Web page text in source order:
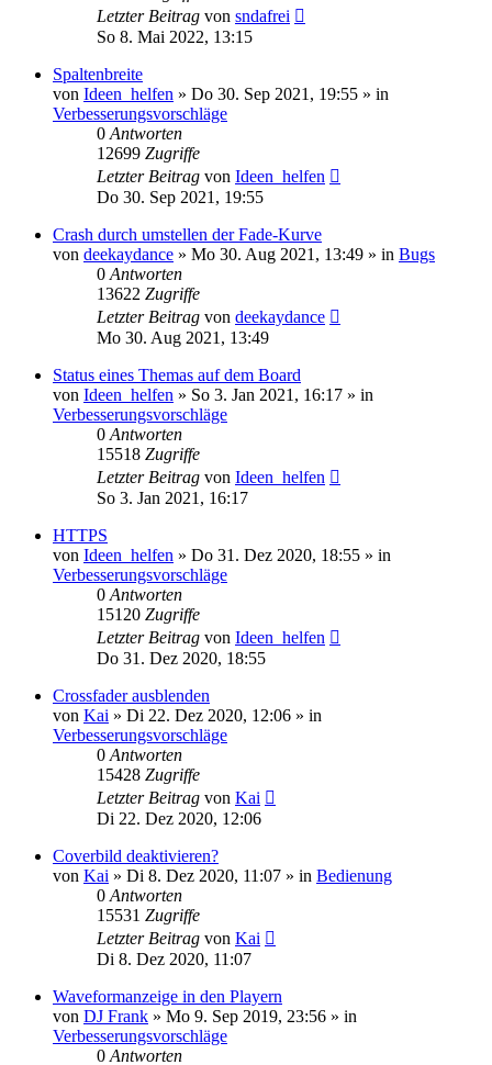
Letzter Beitrag von sndafrei
So 8. Mai 2022, 13:15
Spaltenbreite
von Ideen_helfen » Do 30. Sep 2021, 19:55 » in
Verbesserungsvorschläge
0 Antworten
12699 Zugriffe
Letzter Beitrag von Ideen_helfen
Do 30. Sep 2021, 19:55
Crash durch umstellen der Fade-Kurve
von deekaydance » Mo 30. Aug 2021, 13:49 » in Bugs
0 Antworten
13622 Zugriffe
Letzter Beitrag von deekaydance
Mo 30. Aug 2021, 13:49
Status eines Themas auf dem Board
von Ideen_helfen » So 3. Jan 2021, 16:17 » in
Verbesserungsvorschläge
0 Antworten
15518 Zugriffe
Letzter Beitrag von Ideen_helfen
So 3. Jan 2021, 16:17
HTTPS
von Ideen_helfen » Do 31. Dez 2020, 18:55 » in
Verbesserungsvorschläge
0 Antworten
15120 Zugriffe
Letzter Beitrag von Ideen_helfen
Do 31. Dez 2020, 18:55
Crossfader ausblenden
von Kai » Di 22. Dez 2020, 12:06 » in
Verbesserungsvorschläge
0 Antworten
15428 Zugriffe
Letzter Beitrag von Kai
Di 22. Dez 2020, 12:06
Coverbild deaktivieren?
von Kai » Di 8. Dez 2020, 11:07 » in Bedienung
0 Antworten
15531 Zugriffe
Letzter Beitrag von Kai
Di 8. Dez 2020, 11:07
Waveformanzeige in den Playern
von DJ Frank » Mo 9. Sep 2019, 23:56 » in
Verbesserungsvorschläge
0 Antworten